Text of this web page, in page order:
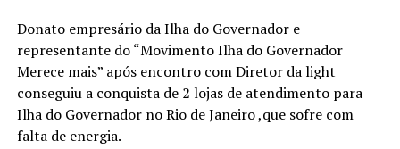
Visão Estratégica, Ousadia Calculada e Operação
Consistente. Juntos, esses pilares funcionam como um
guia para profissionais que buscam direcionamento e
protagonismo em um mercado cada vez mais dinâmico e
competitivo.
Donato empresário da Ilha do Governador e
representante do “Movimento Ilha do Governador
Merece mais” após encontro com Diretor da light
conseguiu a conquista de 2 lojas de atendimento para
Ilha do Governador no Rio de Janeiro ,que sofre com
falta de energia.